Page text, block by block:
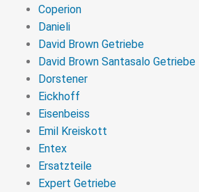
Coperion
Danieli
David Brown Getriebe
David Brown Santasalo Getriebe
Dorstener
Eickhoff
Eisenbeiss
Emil Kreiskott
Entex
Ersatzteile
Expert Getriebe